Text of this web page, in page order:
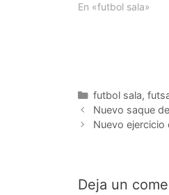
en este mundo del
En «futbol sala»
Categorías
futbol sala,
Navegación
de
Nuevo saque
Nuevo ejercicio
Deja un